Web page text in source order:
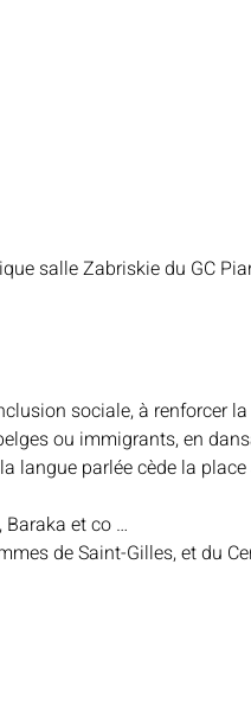
salle Zabriskie du GC
sociale, à renforcer
ou immigrants, en
langue parlée cède la
Baraka et co …
de Saint-Gilles, et du